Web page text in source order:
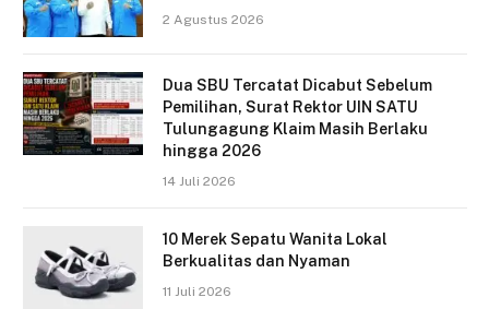
2 Agustus 2026
Dua SBU Tercatat Dicabut Sebelum
Pemilihan, Surat Rektor UIN SATU
Tulungagung Klaim Masih Berlaku
hingga 2026
14 Juli 2026
10 Merek Sepatu Wanita Lokal
Berkualitas dan Nyaman
11 Juli 2026